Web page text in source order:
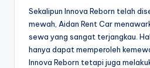
Sekalipun Innova Reborn telah
mewah, Aidan Rent Car
sewa yang sangat terjangkau.
hanya dapat memperoleh
Innova Reborn tetapi juga